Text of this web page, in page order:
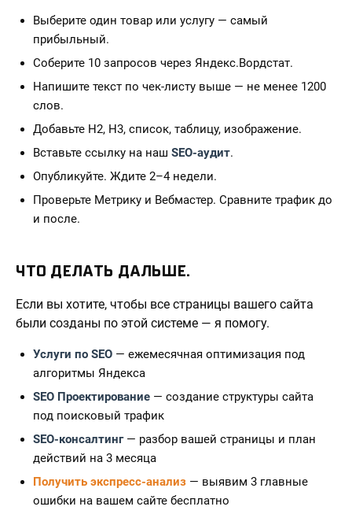
Выберите один товар или услугу — самый
прибыльный.
Соберите 10 запросов через Яндекс.Вордстат.
Напишите текст по чек-листу выше — не менее 1200
слов.
Добавьте H2, H3, список, таблицу, изображение.
Вставьте ссылку на наш SEO-аудит.
Опубликуйте. Ждите 2–4 недели.
Проверьте Метрику и Вебмастер. Сравните трафик до
и после.
ЧТО ДЕЛАТЬ ДАЛЬШЕ.
Если вы хотите, чтобы все страницы вашего сайта
были созданы по этой системе — я помогу.
Услуги по SEO — ежемесячная оптимизация под
алгоритмы Яндекса
SEO Проектирование — создание структуры сайта
под поисковый трафик
SEO-консалтинг— разбор вашей страницы и план
действий на 3 месяца
Получить экспресс-анализ — выявим 3 главные
ошибки на вашем сайте бесплатно